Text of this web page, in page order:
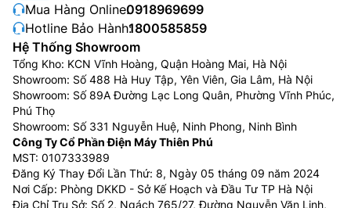
Mua Hàng Online:0918969699
Hotline Bảo Hành:1800585859
Hệ Thống Showroom
Tổng Kho: KCN Vĩnh Hoàng, Quận Hoàng Mai, Hà Nội
Showroom: Số 488 Hà Huy Tập, Yên Viên, Gia Lâm, Hà Nội
Showroom: Số 89A Đường Lạc Long Quân, Phường Vĩnh Phúc,
Phú Thọ
Showroom: Số 331 Nguyễn Huệ, Ninh Phong, Ninh Bình
Công Ty Cổ Phần Điện Máy Thiên Phú
MST: 0107333989
Đăng Ký Thay Đổi Lần Thứ: 8, Ngày 05 tháng 09 năm 2024
Nơi Cấp: Phòng DKKD - Sở Kế Hoạch và Đầu Tư TP Hà Nội
Địa Chỉ Trụ Sở: Số 2, Ngách 765/27, Đường Nguyễn Văn Linh,